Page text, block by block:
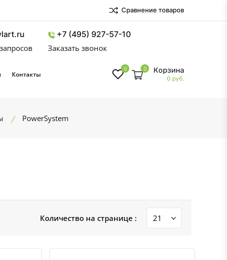
Сравнение товаров
+7 (495) 927-57-10
Заказать звонок
Контакты
0 0 Корзина
0 руб.
PowerSystem
Количество на странице :